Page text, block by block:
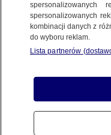
Udostępnij
spersonalizowanych
kombinacji danych z
do wyboru reklam.
Lista partnerów